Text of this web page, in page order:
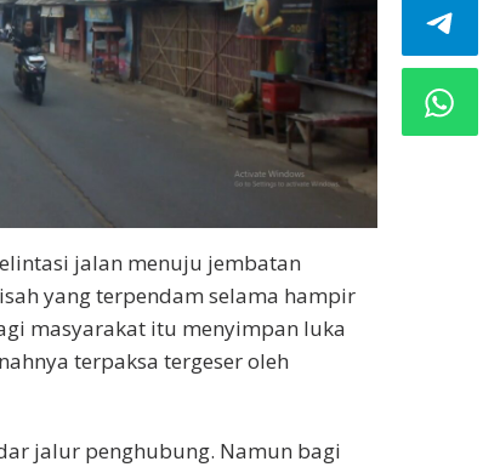
jalan menuju jembatan
yang terpendam selama hampir
masyarakat itu menyimpan luka
terpaksa tergeser oleh
jalur penghubung. Namun bagi